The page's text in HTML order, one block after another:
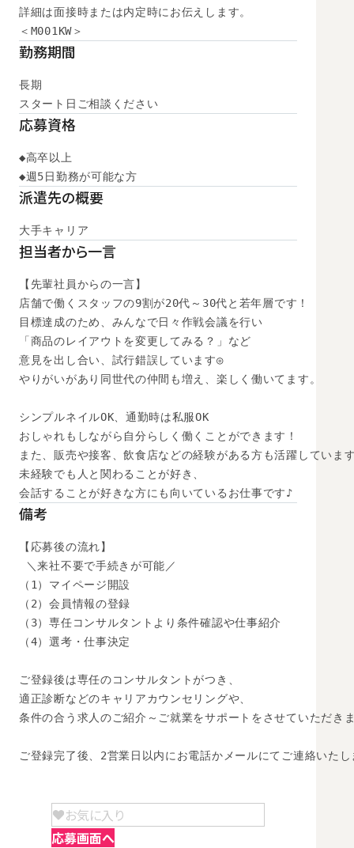
詳細は面接時または内定時にお伝えします。
＜M001KW＞
勤務期間
長期
スタート日ご相談ください
応募資格
◆高卒以上
◆週5日勤務が可能な方
派遣先の概要
大手キャリア
担当者から一言
【先輩社員からの一言】
店舗で働くスタッフの9割が20代～30代と若年層です！
目標達成のため、みんなで日々作戦会議を行い
「商品のレイアウトを変更してみる？」など
意見を出し合い、試行錯誤しています◎
やりがいがあり同世代の仲間も増え、楽しく働いてます。
シンプルネイルOK、通勤時は私服OK
おしゃれもしながら自分らしく働くことができます！
また、販売や接客、飲食店などの経験がある方も活躍していま
未経験でも人と関わることが好き、
会話することが好きな方にも向いているお仕事です♪
備考
【応募後の流れ】
＼来社不要で手続きが可能／
（1）マイページ開設
（2）会員情報の登録
（3）専任コンサルタントより条件確認や仕事紹介
（4）選考・仕事決定
ご登録後は専任のコンサルタントがつき、
適正診断などのキャリアカウンセリングや、
条件の合う求人のご紹介～ご就業をサポートをさせていただき
ご登録完了後、2営業日以内にお電話かメールにてご連絡いたし
お気に入り
応募画面へ